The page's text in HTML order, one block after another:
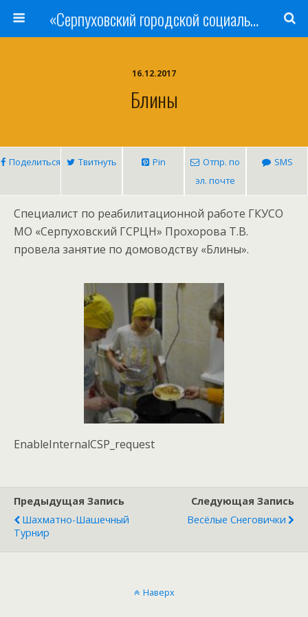
«Серпуховский городской социально-реабилитационный Центр для несовершеннолетних»
16.12.2017
Блины
Поделиться Твитнуть Pin
Отпр. по
эл. почте
SMS
Специалист по реабилитационной работе ГКУСО
МО «Серпуховский ГСРЦН» Прохорова Т.В.
провела занятие по домоводству «Блины».
EnableInternalCSP_request
Предыдущая Запись
Шахматно-Шашечный
Турнир
Следующая Запись
Весёлые Снеговички
Наверх